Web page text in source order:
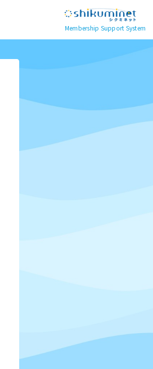
Membership Support System